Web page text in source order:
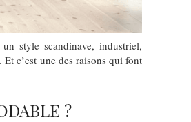
style scandinave, industriel,
c’est une des raisons qui font
?